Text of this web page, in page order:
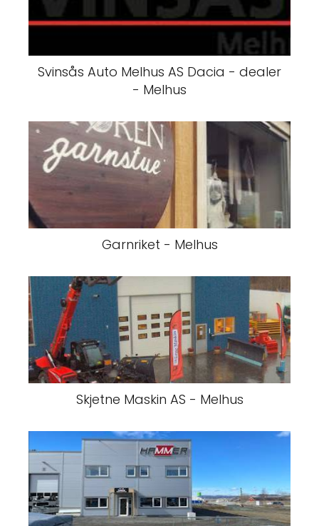
Svinsås Auto Melhus AS Dacia - dealer
- Melhus
Garnriket - Melhus
Skjetne Maskin AS - Melhus